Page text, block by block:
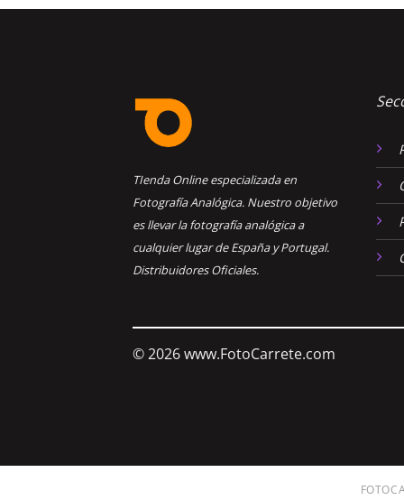
TIenda Online especializada en
Fotografía Analógica. Nuestro objetivo
es llevar la fotografía analógica a
cualquier lugar de España y Portugal.
Distribuidores Oficiales.
© 2026 www.FotoCarrete.com